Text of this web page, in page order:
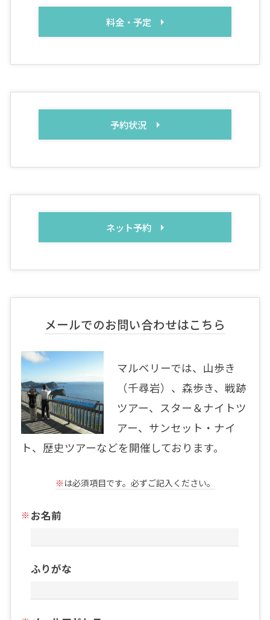
料金・予定
予約状況
ネット予約
メールでのお問い合わせはこちら
マルベリーでは、山歩き
（千尋岩）、森歩き、戦跡
ツアー、スター＆ナイトツ
アー、サンセット・ナイ
ト、歴史ツアーなどを開催しております。
※ は必須項目です。必ずご記入ください。
お名前
ふりがな